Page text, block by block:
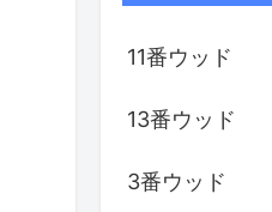
11番ウッド
13番ウッド
3番ウッド